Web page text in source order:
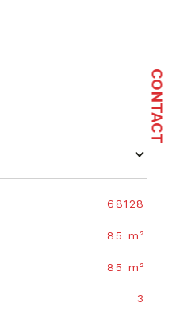
CONTACT
68128
85 m²
85 m²
3